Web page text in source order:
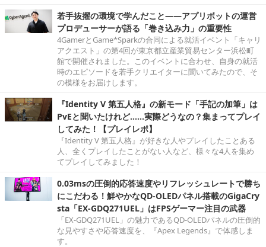
若手抜擢の環境で学んだこと――アプリボットの運営
プロデューサーが語る「巻き込み力」の重要性
4GamerとGame*Sparkの合同による就活イベント「キャリ
アクエスト」の第4回が東京都立産業貿易センター浜松町
館で開催されました。このイベントに合わせ、自身の就活
時のエピソードを若手クリエイターに聞いてみたので、そ
の模様をお届けします。
『Identity V 第五人格』の新モード「手記の加筆」は
PvEと聞いたけれど……実際どうなの？集まってプレイ
してみた！【プレイレポ】
『Identity V 第五人格』が好きな人やプレイしたことある
人、全くプレイしたことがない人など、様々な4人を集め
てプレイしてみました！
0.03msの圧倒的応答速度やリフレッシュレートで勝ち
にこだわる！鮮やかなQD-OLEDパネル搭載のGigaCry
sta「EX-GDQ271UEL」はFPSゲーマー注目の武器
「EX-GDQ271UEL」の魅力であるQD-OLEDパネルの圧倒的
な見やすさや応答速度を、『Apex Legends』で体感しま
す。